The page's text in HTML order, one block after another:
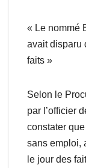
« Le nommé
avait disparu
faits »
Selon le
par l’officier
constater
sans emploi,
le jour des